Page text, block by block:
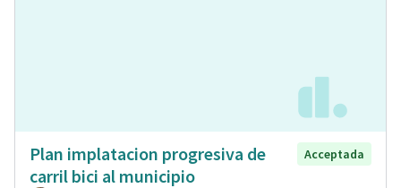
Plan implatacion progresiva de
carril bici al municipio
Acceptada